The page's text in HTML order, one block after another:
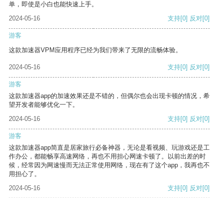
单，即使是小白也能快速上手。
2024-05-16
支持[0] 反对[0]
游客
这款加速器VPM应用程序已经为我们带来了无限的流畅体验。
2024-05-16 支持[0] 反对[0]
游客
这款加速器app的加速效果还是不错的，但偶尔也会出现卡顿的情况，希
望开发者能够优化一下。
2024-05-16
支持[0] 反对[0]
游客
这款加速器app简直是居家旅行必备神器，无论是看视频、玩游戏还是工
作办公，都能畅享高速网络，再也不用担心网速卡顿了。以前出差的时
候，经常因为网速慢而无法正常使用网络，现在有了这个app，我再也不
用担心了。
2024-05-16
支持[0] 反对[0]